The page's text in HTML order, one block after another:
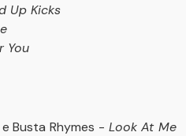
Up Kicks
You
Busta Rhymes - Look At Me